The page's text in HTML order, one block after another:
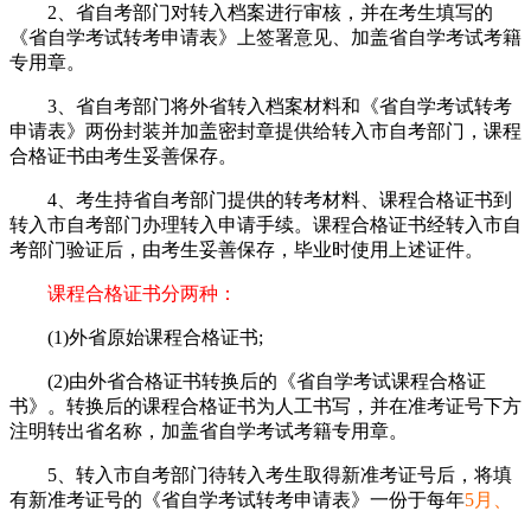
2、省自考部门对转入档案进行审核，并在考生填写的
《省自学考试转考申请表》上签署意见、加盖省自学考试考籍
专用章。
3、省自考部门将外省转入档案材料和《省自学考试转考
申请表》两份封装并加盖密封章提供给转入市自考部门，课程
合格证书由考生妥善保存。
4、考生持省自考部门提供的转考材料、课程合格证书到
转入市自考部门办理转入申请手续。课程合格证书经转入市自
考部门验证后，由考生妥善保存，毕业时使用上述证件。
课程合格证书分两种：
(1)外省原始课程合格证书;
(2)由外省合格证书转换后的《省自学考试课程合格证
书》。转换后的课程合格证书为人工书写，并在准考证号下方
注明转出省名称，加盖省自学考试考籍专用章。
5、转入市自考部门待转入考生取得新准考证号后，将填
有新准考证号的《省自学考试转考申请表》一份于每年5月、